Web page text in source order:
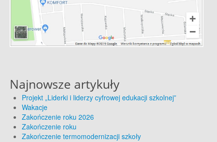
Najnowsze artykuły
Projekt „Liderki i liderzy cyfrowej edukacji szkolnej”
Wakacje
Zakończenie roku 2026
Zakończenie roku
Zakończenie termomodernizacji szkoły